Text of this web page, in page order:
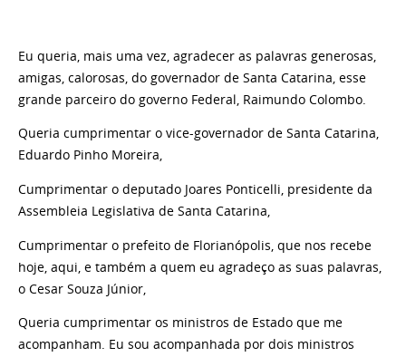
Eu queria, mais uma vez, agradecer as palavras generosas,
amigas, calorosas, do governador de Santa Catarina, esse
grande parceiro do governo Federal, Raimundo Colombo.
Queria cumprimentar o vice-governador de Santa Catarina,
Eduardo Pinho Moreira,
Cumprimentar o deputado Joares Ponticelli, presidente da
Assembleia Legislativa de Santa Catarina,
Cumprimentar o prefeito de Florianópolis, que nos recebe
hoje, aqui, e também a quem eu agradeço as suas palavras,
o Cesar Souza Júnior,
Queria cumprimentar os ministros de Estado que me
acompanham. Eu sou acompanhada por dois ministros